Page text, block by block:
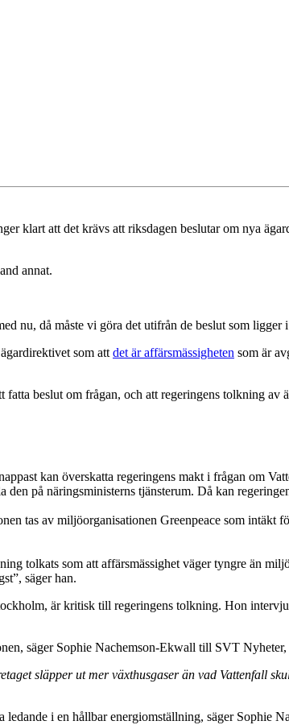
klart att det krävs att riksdagen beslutar om nya
annat.
nu, då måste vi göra det utifrån de beslut som ligger
som att det är affärsmässigheten som är
beslut om frågan, och att regeringens tolkning av
kan överskatta regeringens makt i frågan om
på näringsministerns tjänsterum. Då kan
tas av miljöorganisationen Greenpeace som intäkt
tolkats som att affärsmässighet väger tyngre än
säger han.
är kritisk till regeringens tolkning. Hon
säger Sophie Nachemson-Ekwall till SVT Nyheter,
släpper ut mer växthusgaser än vad Vattenfall
i en hållbar energiomställning, säger Sophie